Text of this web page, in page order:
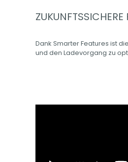
ZUKUNFTSSICHERE
Dank Smarter Features ist
und den Ladevorgang zu